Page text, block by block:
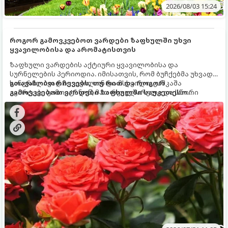
2026/08/03 15:24
როგორ გამოვკვებოთ ვარდები ზაფხულში უხვი
ყვავილობისა და არომატისთვის
ზაფხული ვარდების აქტიური ყვავილობისა და
სურნელების პერიოდია. იმისათვის, რომ ბუჩქებმა უხვად,
ხანგრძლივად იყვავილონ და მსხვილი, კაშკაშა
კვირტები გამოიტანონ, მათ რეგულარული და სწორი
გამოკვება სჭირდებათ. ზაფხულის პერიოდში მცენარის
მოთხოვნილებები იცვლება, ამიტომ მნიშვნელოვანია
ვიცოდეთ, რომელი სასუქები გამოიყენება ამ დროს.
გთავაზობთ რჩევებს, თუ რით და როგორ
გამოვკვებოთ ვარდები ზაფხულში საუკეთესო
შედეგის მისაღწევად: